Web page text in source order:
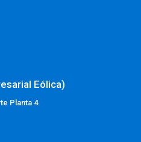
Eólica)
Planta 4